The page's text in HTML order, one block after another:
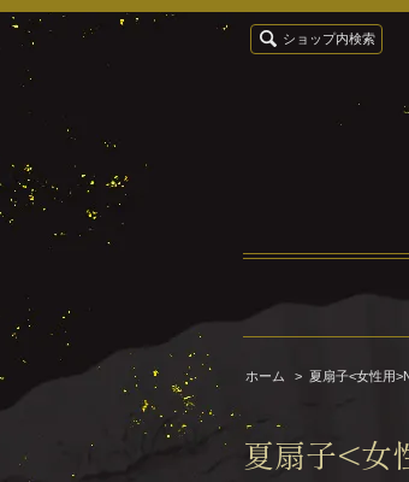
ショップ内検索
ホーム > 夏扇子<女性用
夏扇子<女